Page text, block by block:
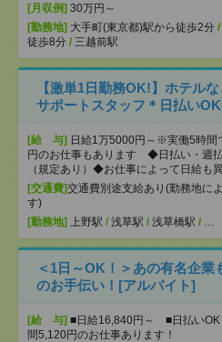
[月収例] 30万円～
[勤務地] 大手町(東京都)駅から徒歩2分 /
徒歩8分 / 三越前駅
【激単1日勤務OK!】ホテル
サポートスタッフ＊日払い
[給 与] 日給1万5000円～※実働5時間
円のお仕事もあります ◆日払い・週払
（規定あり）◆お仕事によって日給も
[交通費]交通費別途支給あり(勤務地に
す)
[勤務地] 上野駅 / 浅草駅 / 浅草橋駅 / …
＜1日～OK！＞あの有名企業
のお手伝い！[アルバイト]
[給 与] ■日給16,840円～ ■日払い
間5,120円のお仕事あります！